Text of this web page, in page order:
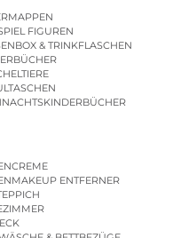
FIGUREN
& TRINKFLASCHEN
ENTFERNER